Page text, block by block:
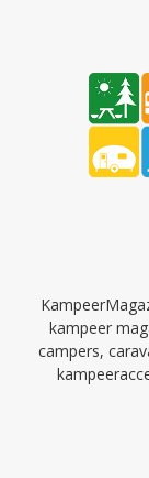
kampeer
campers,